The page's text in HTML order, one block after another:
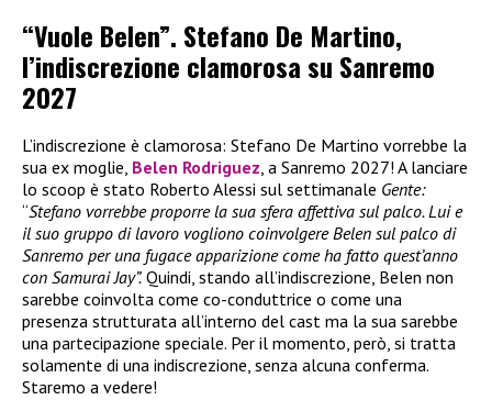
“Vuole Belen”. Stefano De Martino,
l’indiscrezione clamorosa su Sanremo
2027
L’indiscrezione è clamorosa: Stefano De Martino vorrebbe la
sua ex moglie, Belen Rodriguez, a Sanremo 2027! A lanciare
lo scoop è stato Roberto Alessi sul settimanale Gente:
“Stefano vorrebbe proporre la sua sfera affettiva sul palco. Lui e
il suo gruppo di lavoro vogliono coinvolgere Belen sul palco di
Sanremo per una fugace apparizione come ha fatto quest’anno
con Samurai Jay”. Quindi, stando all’indiscrezione, Belen non
sarebbe coinvolta come co-conduttrice o come una
presenza strutturata all’interno del cast ma la sua sarebbe
una partecipazione speciale. Per il momento, però, si tratta
solamente di una indiscrezione, senza alcuna conferma.
Staremo a vedere!